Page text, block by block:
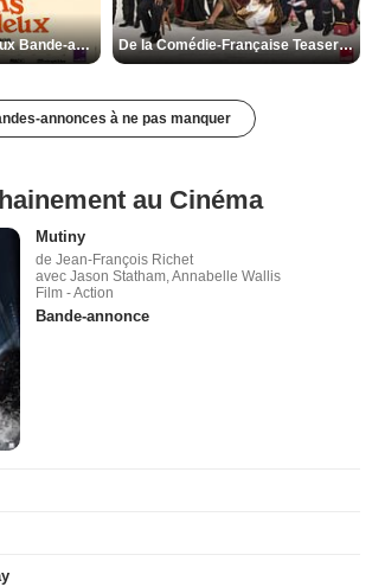
Les Matins merveilleux Bande-annonce VF De la Comédie-Française Teaser VF
annonces à ne pas manquer
au Cinéma
Mutiny
de Jean-François Richet
avec Jason Statham, Annabelle Wallis
Film - Action
Bande-annonce